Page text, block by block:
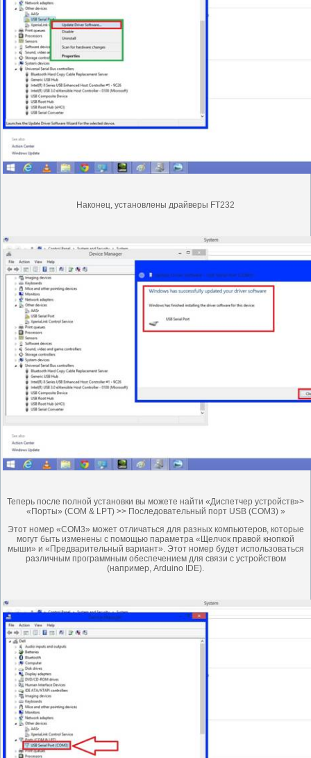
Наконец, установлены драйверы FT232
Теперь после полной установки вы можете найти «Диспетчер устройств»>
«Порты» (COM & LPT) >> Последовательный порт USB (COM3) »
Этот номер «COM3» может отличаться для разных компьютеров, которые
могут быть изменены с помощью параметра «Щелчок правой кнопкой
мыши» и «Предварительный вариант». Этот номер будет использоваться
различным программным обеспечением для связи с устройством
(например, Arduino IDE).